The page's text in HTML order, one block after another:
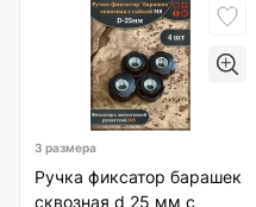
3 размера
Ручка фиксатор барашек
сквозная d 25 мм с